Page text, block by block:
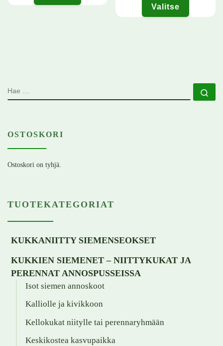
Tällä tuotteella on useampi muunnelma. Voit tehdä valinnat
Valitse
HAE
OSTOSKORI
Ostoskori on tyhjä.
TUOTEKATEGORIAT
KUKKANIITTY SIEMENSEOKSET
KUKKIEN SIEMENET – NIITTYKUKAT JA
PERENNAT ANNOSPUSSEISSA
Isot siemen annoskoot
Kalliolle ja kivikkoon
Kellokukat niitylle tai perennaryhmään
Keskikostea kasvupaikka